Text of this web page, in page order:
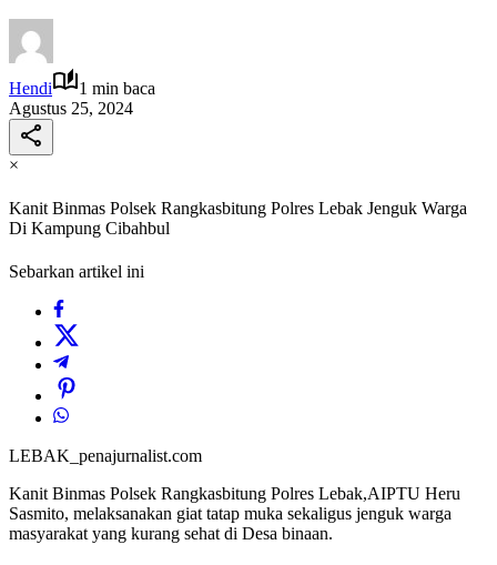
Hendi
1 min baca
Agustus 25, 2024
×
Kanit Binmas Polsek Rangkasbitung Polres Lebak Jenguk Warga
Di Kampung Cibahbul
Sebarkan artikel ini
LEBAK_penajurnalist.com
Kanit Binmas Polsek Rangkasbitung Polres Lebak,AIPTU Heru
Sasmito, melaksanakan giat tatap muka sekaligus jenguk warga
masyarakat yang kurang sehat di Desa binaan.